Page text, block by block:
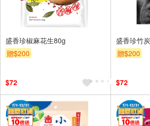
盛香珍椒麻花生80g
贈$200
$72
盛香珍竹
贈$200
$72